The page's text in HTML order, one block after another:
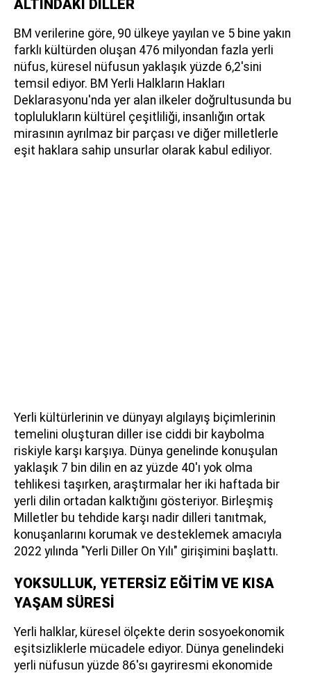
ALTINDAKİ DİLLER
BM verilerine göre, 90 ülkeye yayılan ve 5 bine yakın
farklı kültürden oluşan 476 milyondan fazla yerli
nüfus, küresel nüfusun yaklaşık yüzde 6,2'sini
temsil ediyor. BM Yerli Halkların Hakları
Deklarasyonu'nda yer alan ilkeler doğrultusunda bu
toplulukların kültürel çeşitliliği, insanlığın ortak
mirasının ayrılmaz bir parçası ve diğer milletlerle
eşit haklara sahip unsurlar olarak kabul ediliyor.
Yerli kültürlerinin ve dünyayı algılayış biçimlerinin
temelini oluşturan diller ise ciddi bir kaybolma
riskiyle karşı karşıya. Dünya genelinde konuşulan
yaklaşık 7 bin dilin en az yüzde 40'ı yok olma
tehlikesi taşırken, araştırmalar her iki haftada bir
yerli dilin ortadan kalktığını gösteriyor. Birleşmiş
Milletler bu tehdide karşı nadir dilleri tanıtmak,
konuşanlarını korumak ve desteklemek amacıyla
2022 yılında "Yerli Diller On Yılı" girişimini başlattı.
YOKSULLUK, YETERSİZ EĞİTİM VE KISA
YAŞAM SÜRESİ
Yerli halklar, küresel ölçekte derin sosyoekonomik
eşitsizliklerle mücadele ediyor. Dünya genelindeki
yerli nüfusun yüzde 86'sı gayriresmi ekonomide